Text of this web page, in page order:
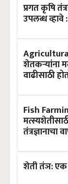
प्रगत कृषि
उपलब्ध
शेतकऱ्यांना
वाढीसाठी
Fish
शेती तंञ: एक